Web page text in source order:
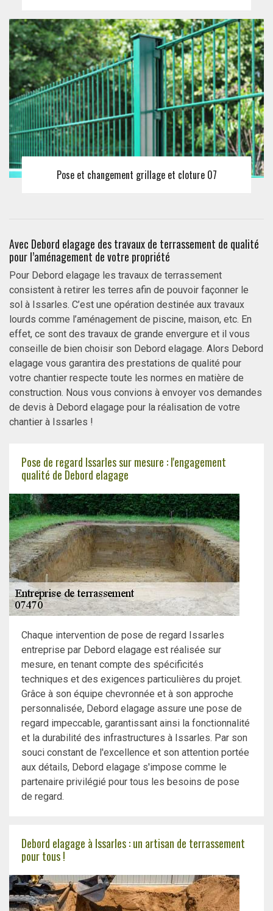
Pose et changement grillage et cloture 07
Avec Debord elagage des travaux de terrassement de qualité
pour l’aménagement de votre propriété
Pour Debord elagage les travaux de terrassement
consistent à retirer les terres afin de pouvoir façonner le
sol à Issarles. C’est une opération destinée aux travaux
lourds comme l’aménagement de piscine, maison, etc. En
effet, ce sont des travaux de grande envergure et il vous
conseille de bien choisir son Debord elagage. Alors Debord
elagage vous garantira des prestations de qualité pour
votre chantier respecte toute les normes en matière de
construction. Nous vous convions à envoyer vos demandes
de devis à Debord elagage pour la réalisation de votre
chantier à Issarles !
Pose de regard Issarles sur mesure : l'engagement
qualité de Debord elagage
Chaque intervention de pose de regard Issarles
entreprise par Debord elagage est réalisée sur
mesure, en tenant compte des spécificités
techniques et des exigences particulières du projet.
Grâce à son équipe chevronnée et à son approche
personnalisée, Debord elagage assure une pose de
regard impeccable, garantissant ainsi la fonctionnalité
et la durabilité des infrastructures à Issarles. Par son
souci constant de l'excellence et son attention portée
aux détails, Debord elagage s'impose comme le
partenaire privilégié pour tous les besoins de pose
de regard.
Debord elagage à Issarles : un artisan de terrassement
pour tous !